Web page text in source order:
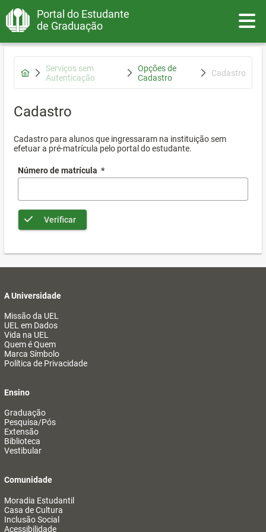
Portal do Estudante
de Graduação
Serviços sem
Autenticação
Opções de
Cadastro
Cadastro
Cadastro
Cadastro para alunos que ingressaram na instituição sem
efetuar a pré-matrícula pelo portal do estudante.
Número de matrícula *
Verificar
A Universidade
Missão da UEL
UEL em Dados
Vida na UEL
Quem é Quem
Marca Símbolo
Política de Privacidade
Ensino
Graduação
Pesquisa/Pós
Extensão
Biblioteca
Vestibular
Comunidade
Moradia Estudantil
Casa de Cultura
Inclusão Social
Acessibilidade